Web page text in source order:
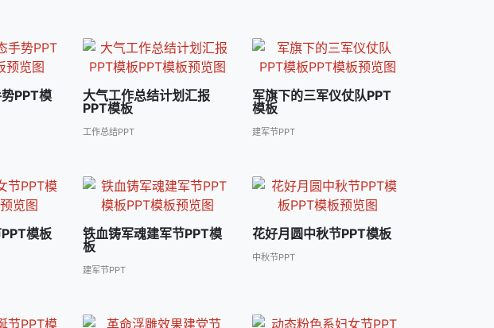
PPT模
大气工作总结计划汇报
PPT模板
工作总结PPT
军旗下的三军仪仗队PPT
模板
建军节PPT
模板
铁血铸军魂建军节PPT模
板
建军节PPT
花好月圆中秋节PPT模板
中秋节PPT